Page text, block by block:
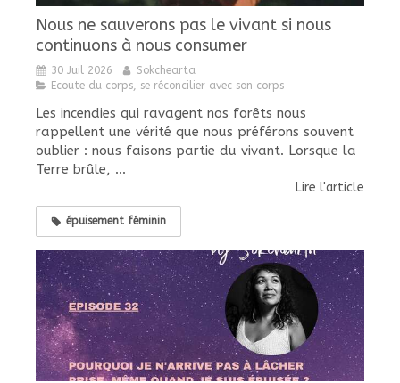
Nous ne sauverons pas le vivant si nous
continuons à nous consumer
30 Juil 2026
Sokchearta
Ecoute du corps, se réconcilier avec son corps
Les incendies qui ravagent nos forêts nous
rappellent une vérité que nous préférons souvent
oublier : nous faisons partie du vivant. Lorsque la
Terre brûle, ...
Lire l'article
épuisement féminin